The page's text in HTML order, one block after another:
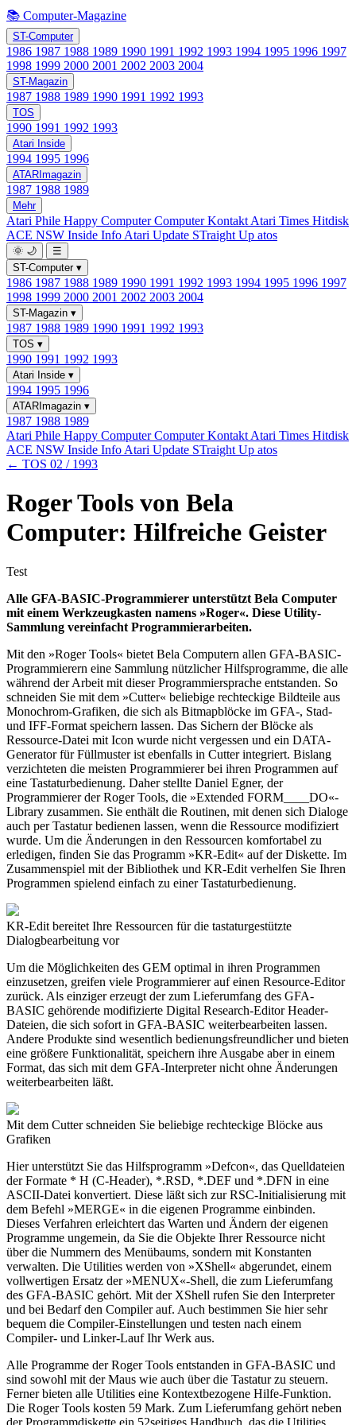
📚 Computer-Magazine
ST-Computer
1986 1987 1988 1989 1990 1991 1992 1993 1994 1995 1996 1997
1998 1999 2000 2001 2002 2003 2004
ST-Magazin
1987 1988 1989 1990 1991 1992 1993
TOS
1990 1991 1992 1993
Atari Inside
1994 1995 1996
ATARImagazin
1987 1988 1989
Mehr
Atari Phile Happy ComputerComputer Kontakt Atari Times Hitdisk
ACE NSW Inside Info Atari Update STraight Up atos
🌞 🌙
☰
ST-Computer ▾
1986 1987 1988 1989 1990 1991 1992 1993 1994 1995 1996 1997
1998 1999 2000 2001 2002 2003 2004
ST-Magazin ▾
1987 1988 1989 1990 1991 1992 1993
TOS ▾
1990 1991 1992 1993
Atari Inside ▾
1994 1995 1996
ATARImagazin ▾
1987 1988 1989
Atari Phile Happy ComputerComputer Kontakt Atari Times Hitdisk
ACE NSW Inside Info Atari Update STraight Up atos
← TOS 02 / 1993
Roger Tools von Bela
Computer: Hilfreiche Geister
Test
Alle GFA-BASIC-Programmierer unterstützt Bela Computer
mit einem Werkzeugkasten namens »Roger«. Diese Utility-
Sammlung vereinfacht Programmierarbeiten.
Mit den »Roger Tools« bietet Bela Computern allen GFA-BASIC-
Programmierern eine Sammlung nützlicher Hilfsprogramme, die alle
während der Arbeit mit dieser Programmiersprache entstanden. So
schneiden Sie mit dem »Cutter« beliebige rechteckige Bildteile aus
Monochrom-Grafiken, die sich als Bitmapblöcke im GFA-, Stad-
und IFF-Format speichern lassen. Das Sichern der Blöcke als
Ressource-Datei mit Icon wurde nicht vergessen und ein DATA-
Generator für Füllmuster ist ebenfalls in Cutter integriert. Bislang
verzichteten die meisten Programmierer bei ihren Programmen auf
eine Tastaturbedienung. Daher stellte Daniel Egner, der
Programmierer der Roger Tools, die »Extended FORM____DO«-
Library zusammen. Sie enthält die Routinen, mit denen sich Dialoge
auch per Tastatur bedienen lassen, wenn die Ressource modifiziert
wurde. Um die Änderungen in den Ressourcen komfortabel zu
erledigen, finden Sie das Programm »KR-Edit« auf der Diskette. Im
Zusammenspiel mit der Bibliothek und KR-Edit verhelfen Sie Ihren
Programmen spielend einfach zu einer Tastaturbedienung.
KR-Edit bereitet Ihre Ressourcen für die tastaturgestützte
Dialogbearbeitung vor
Um die Möglichkeiten des GEM optimal in ihren Programmen
einzusetzen, greifen viele Programmierer auf einen Resource-Editor
zurück. Als einziger erzeugt der zum Lieferumfang des GFA-
BASIC gehörende modifizierte Digital Research-Editor Header-
Dateien, die sich sofort in GFA-BASIC weiterbearbeiten lassen.
Andere Produkte sind wesentlich bedienungsfreundlicher und bieten
eine größere Funktionalität, speichern ihre Ausgabe aber in einem
Format, das sich mit dem GFA-Interpreter nicht ohne Änderungen
weiterbearbeiten läßt.
Mit dem Cutter schneiden Sie beliebige rechteckige Blöcke aus
Grafiken
Hier unterstützt Sie das Hilfsprogramm »Defcon«, das Quelldateien
der Formate * H (C-Header), *.RSD, *.DEF und *.DFN in eine
ASCII-Datei konvertiert. Diese läßt sich zur RSC-Initialisierung mit
dem Befehl »MERGE« in die eigenen Programme einbinden.
Dieses Verfahren erleichtert das Warten und Ändern der eigenen
Programme ungemein, da Sie die Objekte Ihrer Ressource nicht
über die Nummern des Menübaums, sondern mit Konstanten
verwalten. Die Utilities werden von »XShell« abgerundet, einem
vollwertigen Ersatz der »MENUX«-Shell, die zum Lieferumfang
des GFA-BASIC gehört. Mit der XShell rufen Sie den Interpreter
und bei Bedarf den Compiler auf. Auch bestimmen Sie hier sehr
bequem die Compiler-Einstellungen und testen nach einem
Compiler- und Linker-Lauf Ihr Werk aus.
Alle Programme der Roger Tools entstanden in GFA-BASIC und
sind sowohl mit der Maus wie auch über die Tastatur zu steuern.
Ferner bieten alle Utilities eine Kontextbezogene Hilfe-Funktion.
Die Roger Tools kosten 59 Mark. Zum Lieferumfang gehört neben
der Programmdiskette ein 52seitiges Handbuch, das die Utilities